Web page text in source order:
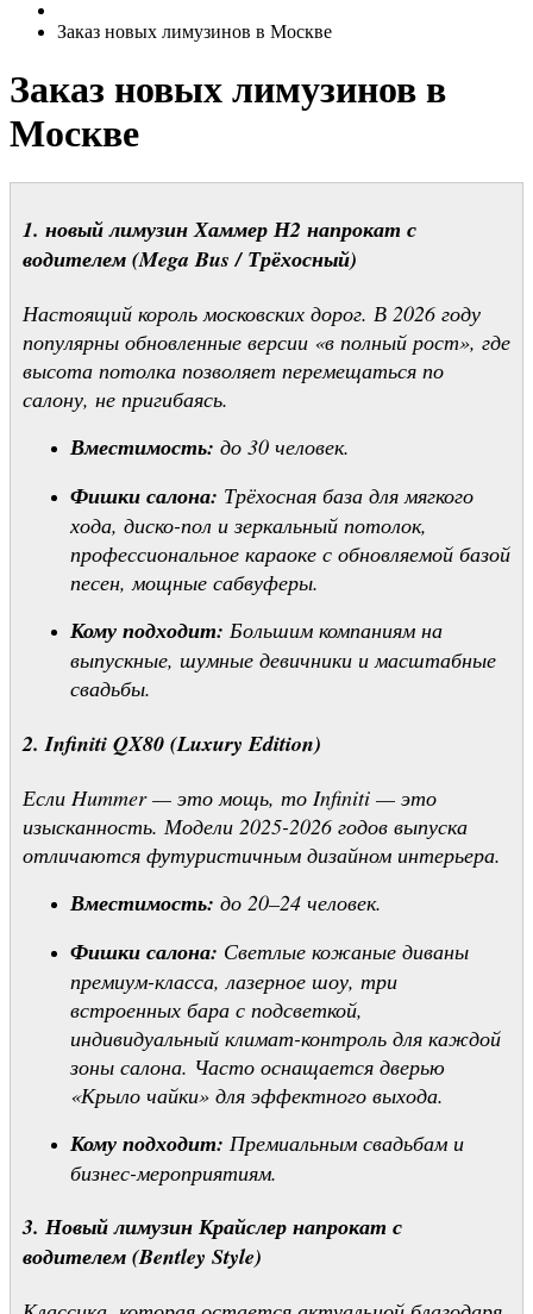
Заказ новых лимузинов в Москве
Заказ новых лимузинов в
Москве
1. новый лимузин Хаммер Н2 напрокат с
водителем (Mega Bus / Трёхосный)
Настоящий король московских дорог. В 2026 году
популярны обновленные версии «в полный рост», где
высота потолка позволяет перемещаться по
салону, не пригибаясь.
Вместимость: до 30 человек.
Фишки салона: Трёхосная база для мягкого
хода, диско-пол и зеркальный потолок,
профессиональное караоке с обновляемой базой
песен, мощные сабвуферы.
Кому подходит: Большим компаниям на
выпускные, шумные девичники и масштабные
свадьбы.
2. Infiniti QX80 (Luxury Edition)
Если Hummer — это мощь, то Infiniti — это
изысканность. Модели 2025-2026 годов выпуска
отличаются футуристичным дизайном интерьера.
Вместимость: до 20–24 человек.
Фишки салона: Светлые кожаные диваны
премиум-класса, лазерное шоу, три
встроенных бара с подсветкой,
индивидуальный климат-контроль для каждой
зоны салона. Часто оснащается дверью
«Крыло чайки» для эффектного выхода.
Кому подходит: Премиальным свадьбам и
бизнес-мероприятиям.
3. Новый лимузин Крайслер напрокат с
водителем (Bentley Style)